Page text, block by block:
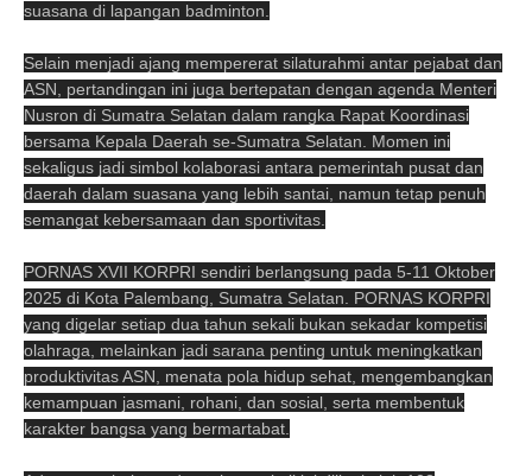
suasana di lapangan badminton.
Selain menjadi ajang mempererat silaturahmi antar pejabat dan
ASN, pertandingan ini juga bertepatan dengan agenda Menteri
Nusron di Sumatra Selatan dalam rangka Rapat Koordinasi
bersama Kepala Daerah se-Sumatra Selatan. Momen ini
sekaligus jadi simbol kolaborasi antara pemerintah pusat dan
daerah dalam suasana yang lebih santai, namun tetap penuh
semangat kebersamaan dan sportivitas.
PORNAS XVII KORPRI sendiri berlangsung pada 5-11 Oktober
2025 di Kota Palembang, Sumatra Selatan. PORNAS KORPRI
yang digelar setiap dua tahun sekali bukan sekadar kompetisi
olahraga, melainkan jadi sarana penting untuk meningkatkan
produktivitas ASN, menata pola hidup sehat, mengembangkan
kemampuan jasmani, rohani, dan sosial, serta membentuk
karakter bangsa yang bermartabat.